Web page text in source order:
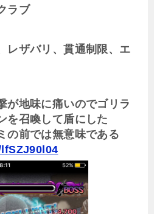
ラブ
レザバリ、貫通制限、エ
が地味に痛いのでゴリラ
を召喚して盾にした
前では無意味である